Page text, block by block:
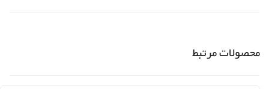
محصولات مرتبط